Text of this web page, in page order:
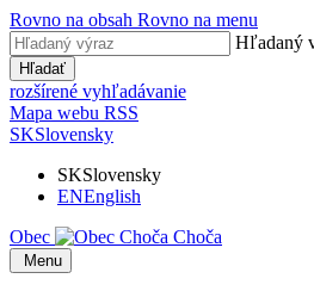
Rovno na obsah Rovno na menu
Hľadaný
Hľadať
rozšírené vyhľadávanie
Mapa webu RSS
SKSlovensky
SKSlovensky
ENEnglish
Obec
Choča
Menu